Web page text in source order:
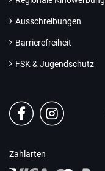
Ausschreibungen
Barrierefreiheit
FSK & Jugendschutz
Zahlarten